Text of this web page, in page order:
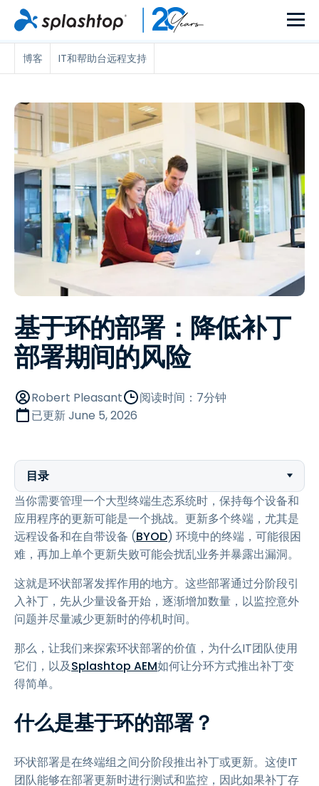
博客 IT和帮助台远程支持
基于环的部署：降低补丁
部署期间的风险
Robert Pleasant
阅读时间：7分钟
已更新June 5, 2026
目录
当你需要管理一个大型终端生态系统时，保持每个设备和
应用程序的更新可能是一个挑战。更新多个终端，尤其是
远程设备和在自带设备 (BYOD) 环境中的终端，可能很困
难，再加上单个更新失败可能会扰乱业务并暴露出漏洞。
这就是环状部署发挥作用的地方。这些部署通过分阶段引
入补丁，先从少量设备开始，逐渐增加数量，以监控意外
问题并尽量减少更新时的停机时间。
那么，让我们来探索环状部署的价值，为什么IT团队使用
它们，以及Splashtop AEM如何让分环方式推出补丁变
得简单。
什么是基于环的部署？
环状部署是在终端组之间分阶段推出补丁或更新。这使IT
团队能够在部署更新时进行测试和监控，因此如果补丁存